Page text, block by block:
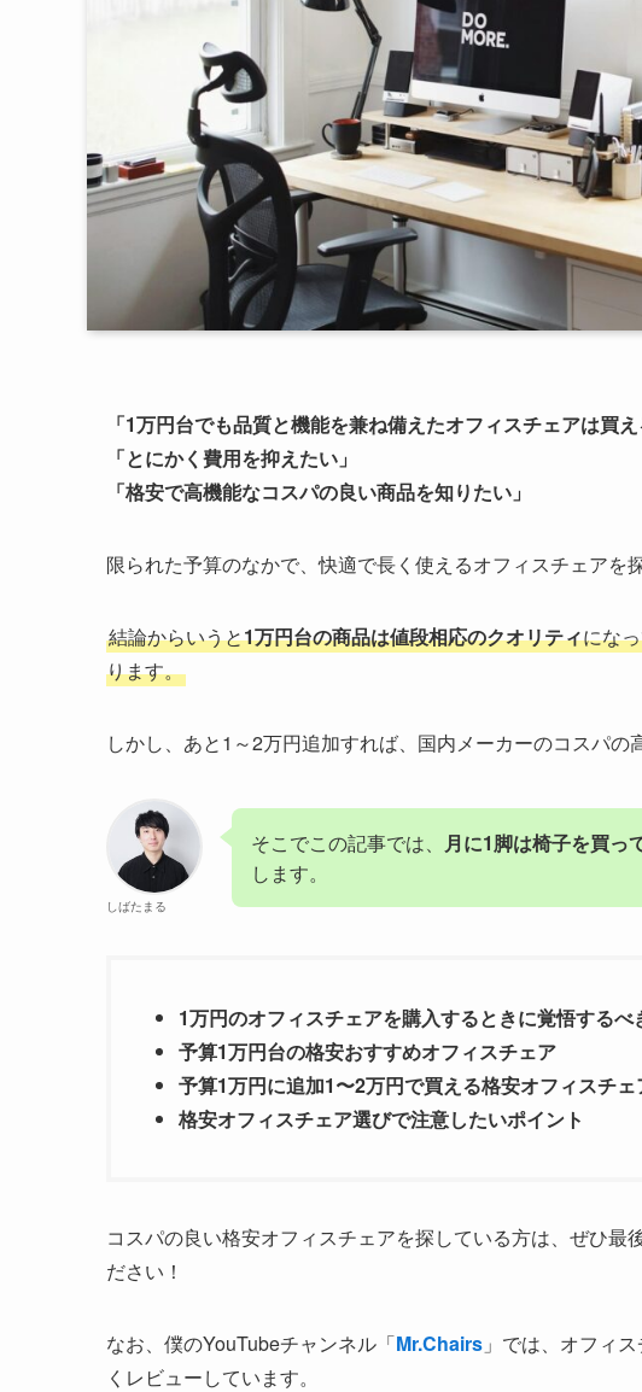
「1万円台でも品質と機能を兼ね備えたオフィスチェアは買
「とにかく費用を抑えたい」
「格安で高機能なコスパの良い商品を知りたい」
限られた予算のなかで、快適で長く使えるオフィスチェアを
結論からいうと1万円台の商品は値段相応のクオリティにな
ります。
しかし、あと1～2万円追加すれば、国内メーカーのコスパの
しばたまる
そこでこの記事では、 月に1脚は椅子を買っ
します。
1万円のオフィスチェアを購入するときに覚悟するべ
予算1万円台の格安おすすめオフィスチェア
予算1万円に追加1〜2万円で買える格安オフィスチェ
格安オフィスチェア選びで注意したいポイント
コスパの良い格安オフィスチェアを探している方は、ぜひ最
ださい！
なお、僕のYouTubeチャンネル「Mr.Chairs 」では、オフィ
くレビューしています。